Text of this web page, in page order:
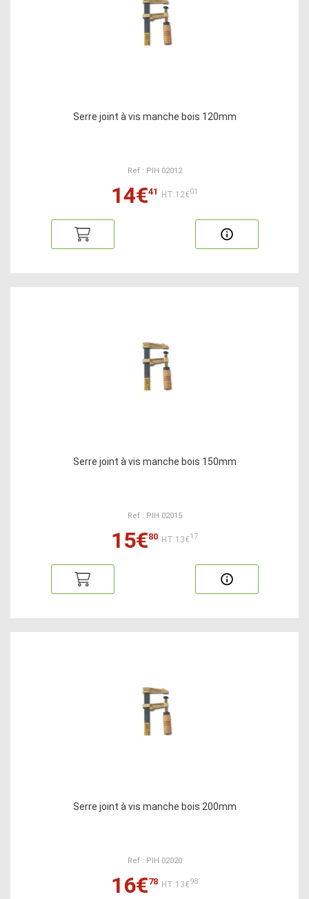
Serre joint à vis manche bois 120mm
Ref : PIH 02012
14€41 HT:12€01
Serre joint à vis manche bois 150mm
Ref : PIH 02015
15€80 HT:13€17
Serre joint à vis manche bois 200mm
Ref : PIH 02020
16€78 HT:13€98